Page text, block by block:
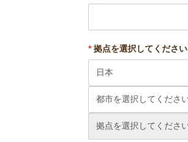
*拠点を選択してください